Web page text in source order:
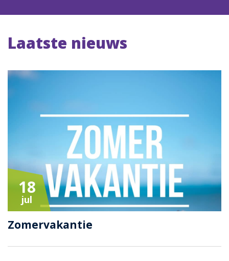
Laatste nieuws
18
jul
Zomervakantie